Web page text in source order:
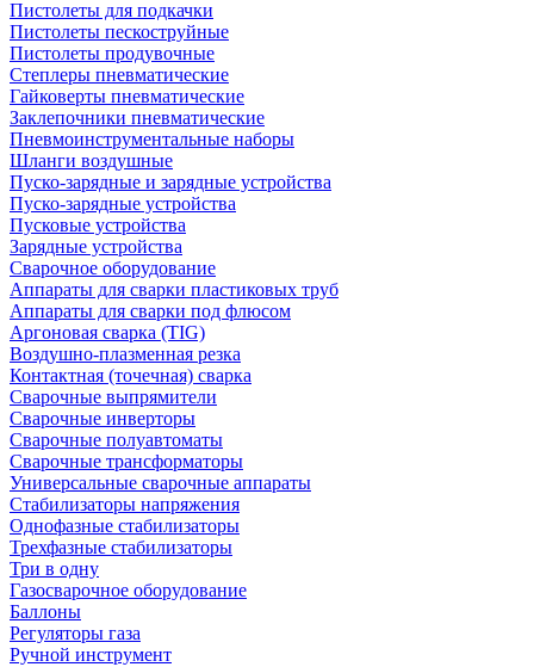
Пистолеты для подкачки
Пистолеты пескоструйные
Пистолеты продувочные
Степлеры пневматические
Гайковерты пневматические
Заклепочники пневматические
Пневмоинструментальные наборы
Шланги воздушные
Пуско-зарядные и зарядные устройства
Пуско-зарядные устройства
Пусковые устройства
Зарядные устройства
Сварочное оборудование
Аппараты для сварки пластиковых труб
Аппараты для сварки под флюсом
Аргоновая сварка (TIG)
Воздушно-плазменная резка
Контактная (точечная) сварка
Сварочные выпрямители
Сварочные инверторы
Сварочные полуавтоматы
Сварочные трансформаторы
Универсальные сварочные аппараты
Стабилизаторы напряжения
Однофазные стабилизаторы
Трехфазные стабилизаторы
Три в одну
Газосварочное оборудование
Баллоны
Регуляторы газа
Ручной инструмент